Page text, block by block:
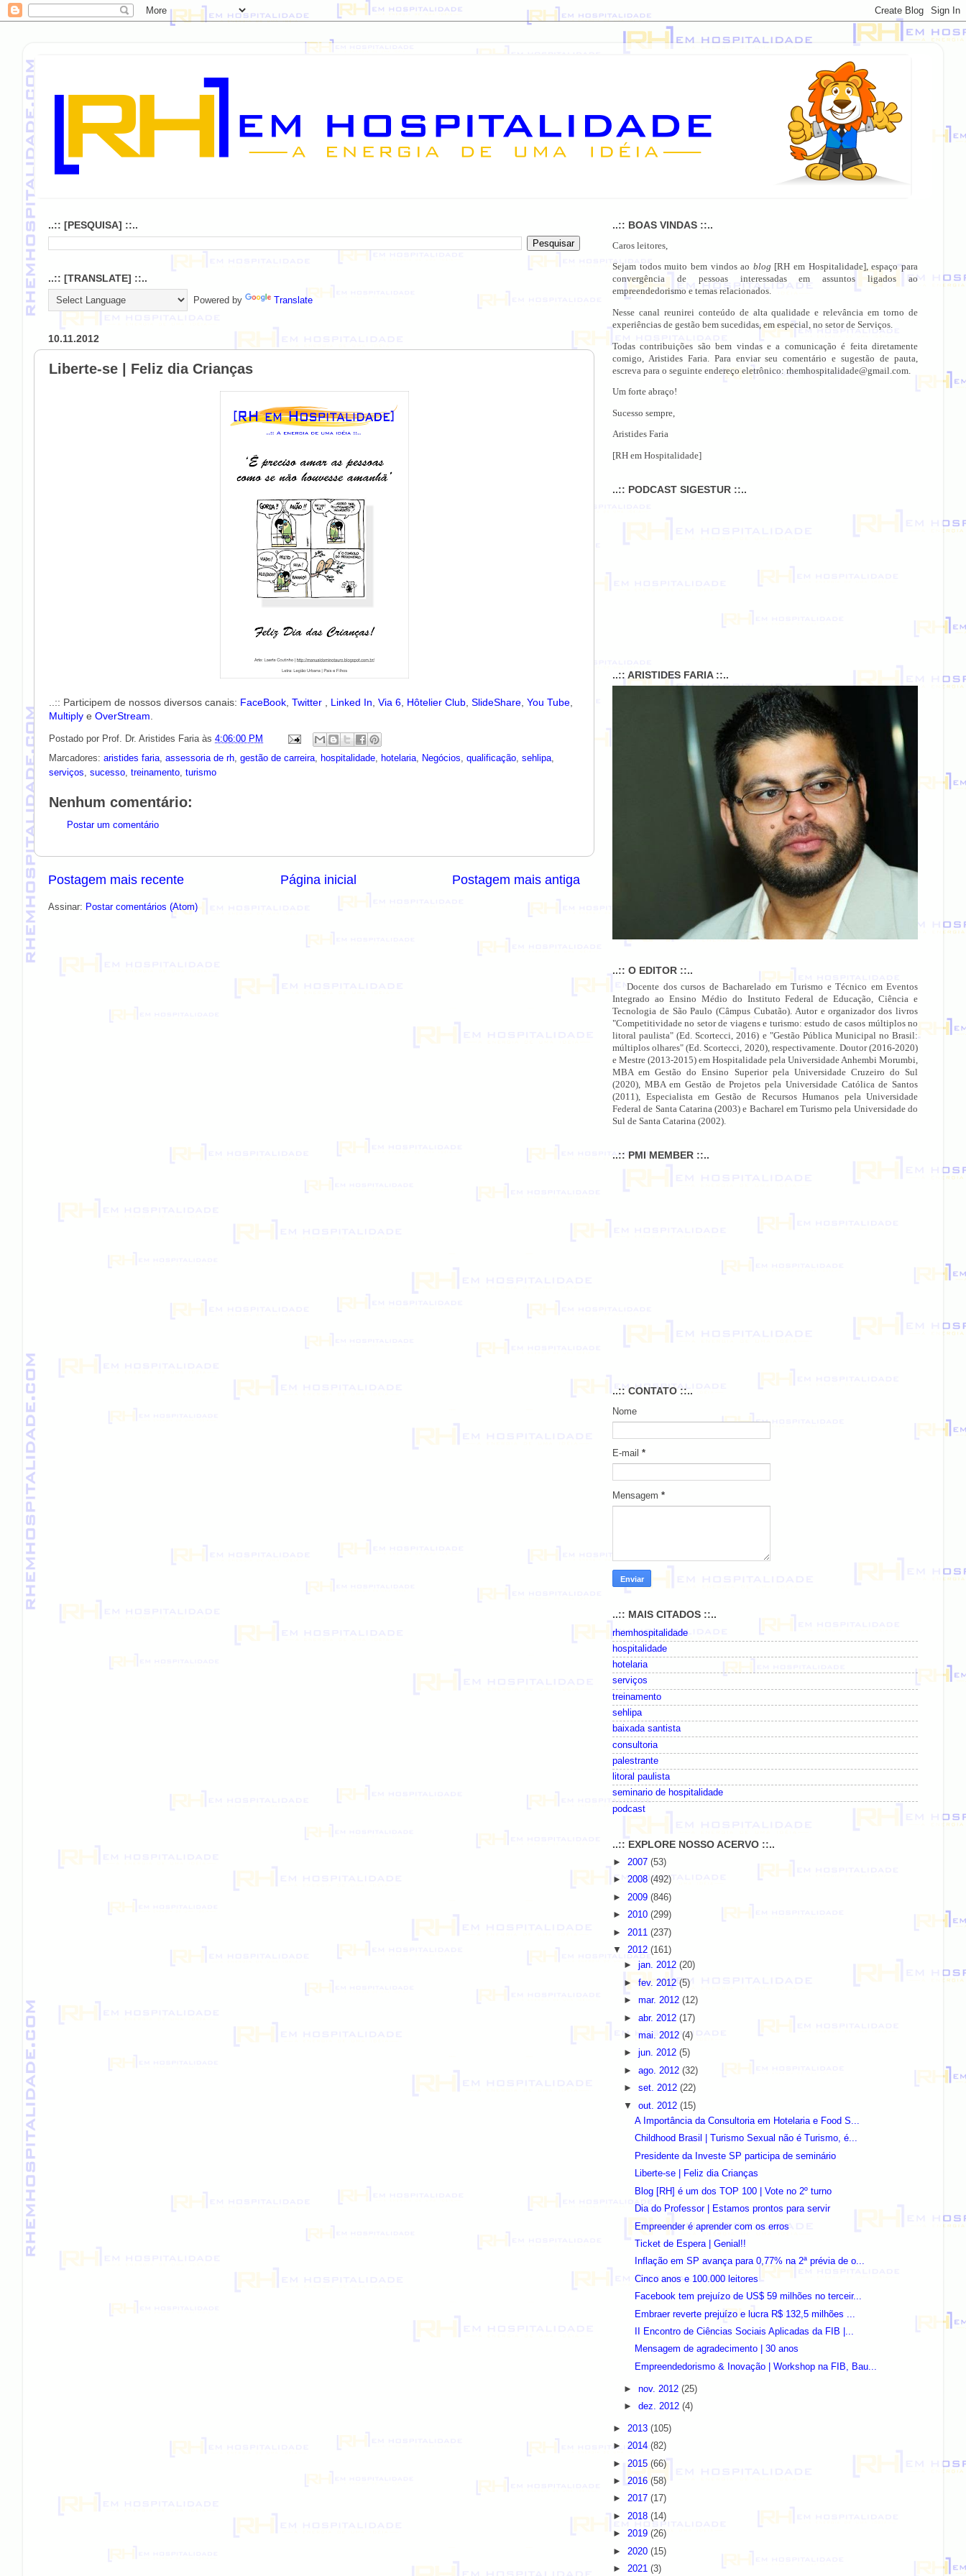
..:: [PESQUISA] ::..
..:: [TRANSLATE] ::..
Powered by Translate
10.11.2012
Liberte-se | Feliz dia Crianças
..:: Participem de nossos diversos canais: FaceBook Twitter Linked In Via 6 Hôtelier Club SlideShare You Tube
Multiply e OverStream
Postado por Prof. Dr. Aristides Faria às 4:06:00 PM
Marcadores: aristides faria assessoria de rh gestão de carreira hospitalidade hotelaria Negócios qualificação sehlipa
serviços
sucesso treinamento turismo
Nenhum comentário:
Postar um comentário
Postagem mais recente Postagem mais antiga
Página inicial
Assinar: Postar comentários (Atom)
..:: BOAS VINDAS ::..
Caros leitores,
Sejam todos muito bem vindos ao blog [RH em Hospitalidade], espaço para
convergência de pessoas interessadas em assuntos ligados ao
empreendedorismo e temas relacionados.
Nesse canal reunirei conteúdo de alta qualidade e relevância em torno de
experiências de gestão bem sucedidas, em especial, no setor de Serviços.
Todas contribuições são bem vindas e a comunicação é feita diretamente
comigo, Aristides Faria. Para enviar seu comentário e sugestão de pauta,
escreva para o seguinte endereço eletrônico: rhemhospitalidade@gmail.com.
Um forte abraço!
Sucesso sempre,
Aristides Faria
[RH em Hospitalidade]
..:: PODCAST SIGESTUR ::..
..:: ARISTIDES FARIA ::..
..:: O EDITOR ::..
Docente dos cursos de Bacharelado em Turismo e Técnico em Eventos
Integrado ao Ensino Médio do Instituto Federal de Educação, Ciência e
Tecnologia de São Paulo (Câmpus Cubatão). Autor e organizador dos livros
"Competitividade no setor de viagens e turismo: estudo de casos múltiplos no
litoral paulista" (Ed. Scortecci, 2016) e "Gestão Pública Municipal no Brasil:
múltiplos olhares" (Ed. Scortecci, 2020), respectivamente. Doutor (2016-2020)
e Mestre (2013-2015) em Hospitalidade pela Universidade Anhembi Morumbi,
MBA em Gestão do Ensino Superior pela Universidade Cruzeiro do Sul
(2020), MBA em Gestão de Projetos pela Universidade Católica de Santos
(2011), Especialista em Gestão de Recursos Humanos pela Universidade
Federal de Santa Catarina (2003) e Bacharel em Turismo pela Universidade do
Sul de Santa Catarina (2002).
..:: PMI MEMBER ::..
..:: CONTATO ::..
Nome
E-mail *
Mensagem *
..:: MAIS CITADOS ::..
rhemhospitalidade
hospitalidade
hotelaria
serviços
treinamento
sehlipa
baixada santista
consultoria
palestrante
litoral paulista
seminario de hospitalidade
podcast
..:: EXPLORE NOSSO ACERVO ::..
► 2007 (53)
► 2008 (492)
► 2009 (846)
► 2010 (299)
► 2011 (237)
▼ 2012 (161)
►jan. 2012(20)
►fev. 2012(5)
►mar. 2012(12)
►abr. 2012(17)
►mai. 2012(4)
►jun. 2012(5)
►ago. 2012(32)
►set. 2012(22)
▼out. 2012(15)
A Importância da Consultoria em Hotelaria e Food S...
Childhood Brasil | Turismo Sexual não é Turismo, é...
Presidente da Investe SP participa de seminário
Liberte-se | Feliz dia Crianças
Blog [RH] é um dos TOP 100 | Vote no 2º turno
Dia do Professor | Estamos prontos para servir
Empreender é aprender com os erros
Ticket de Espera | Genial!!
Inflação em SP avança para 0,77% na 2ª prévia de o...
Cinco anos e 100.000 leitores
Facebook tem prejuízo de US$ 59 milhões no terceir...
Embraer reverte prejuízo e lucra R$ 132,5 milhões ...
II Encontro de Ciências Sociais Aplicadas da FIB |...
Mensagem de agradecimento | 30 anos
Empreendedorismo & Inovação | Workshop na FIB, Bau...
►nov. 2012(25)
►dez. 2012(4)
► 2013 (105)
► 2014 (82)
► 2015 (66)
► 2016 (58)
► 2017 (17)
► 2018 (14)
► 2019 (26)
► 2020 (15)
► 2021 (3)